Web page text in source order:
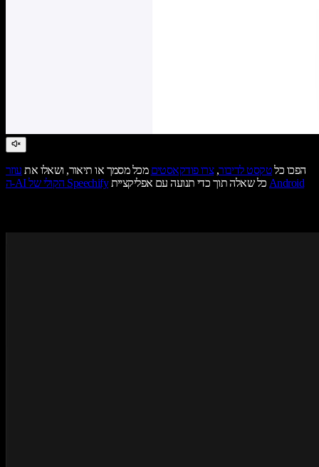
הפכו כלטקסט לדיבור,צרו פודקאסטים מכל מסמך או תיאור, ושאלו את עוזר
ה-AI הקולי של Speechify
כל שאלה תוך כדי תנועה עם אפליקצייתAndroid